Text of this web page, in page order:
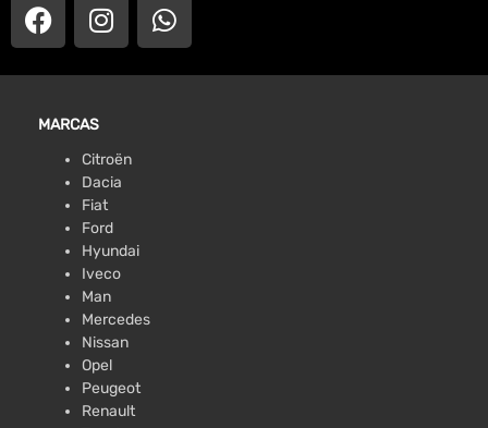
MARCAS
Citroën
Dacia
Fiat
Ford
Hyundai
Iveco
Man
Mercedes
Nissan
Opel
Peugeot
Renault